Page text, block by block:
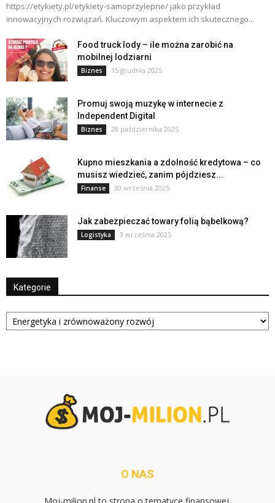
https://etykiety.pl/etykiety-samoprzylepne/ jako przykład
innowacyjnych rozwiązań. Kluczowym aspektem ich skutecznego...
Food truck lody – ile można zarobić na
mobilnej lodziarni
Biznes 15 grudnia 2025
Promuj swoją muzykę w internecie z
Independent Digital
Biznes 28 października 2025
Kupno mieszkania a zdolność kredytowa – co
musisz wiedzieć, zanim pójdziesz...
Finanse 30 września 2025
Jak zabezpieczać towary folią bąbelkową?
Logistyka 3 września 2025
Kategorie
Kategorie
O NAS